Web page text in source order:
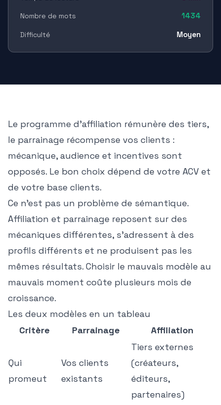
Nombre de mots 1434
Difficulté Moyen
Le programme d'affiliation rémunère des tiers,
le parrainage récompense vos clients :
mécanique, audience et incentives sont
opposés. Le bon choix dépend de votre ACV et
de votre base clients.
Ce n'est pas un problème de sémantique.
Affiliation et parrainage reposent sur des
mécaniques différentes, s'adressent à des
profils différents et ne produisent pas les
mêmes résultats. Choisir le mauvais modèle au
mauvais moment coûte plusieurs mois de
croissance.
Les deux modèles en un tableau
Critère
Parrainage Affiliation
Qui
promeut
Vos clients
existants
Tiers externes
(créateurs,
éditeurs,
partenaires)